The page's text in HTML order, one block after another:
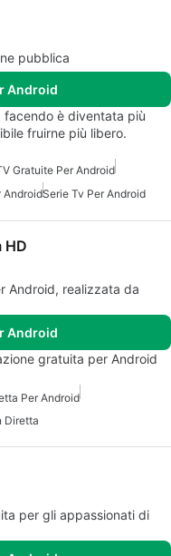
pubblica
Android
facendo è diventata più
fruirne più libero.
Gratuite Per Android
AndroidSerie Tv Per Android
HD
Android, realizzata da
Android
gratuita per Android
Per Android
Diretta
per gli appassionati di